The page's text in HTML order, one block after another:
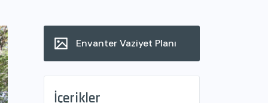
Envanter Vaziyet Planı
İçerikler